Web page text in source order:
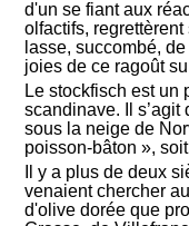
d'un se fiant aux
olfactifs,
lasse, succombé,
joies de ce ragoût
Le stockfisch est un
scandinave. Il
sous la neige de
poisson-bâton »,
Il y a plus de deux
venaient chercher
d'olive dorée que